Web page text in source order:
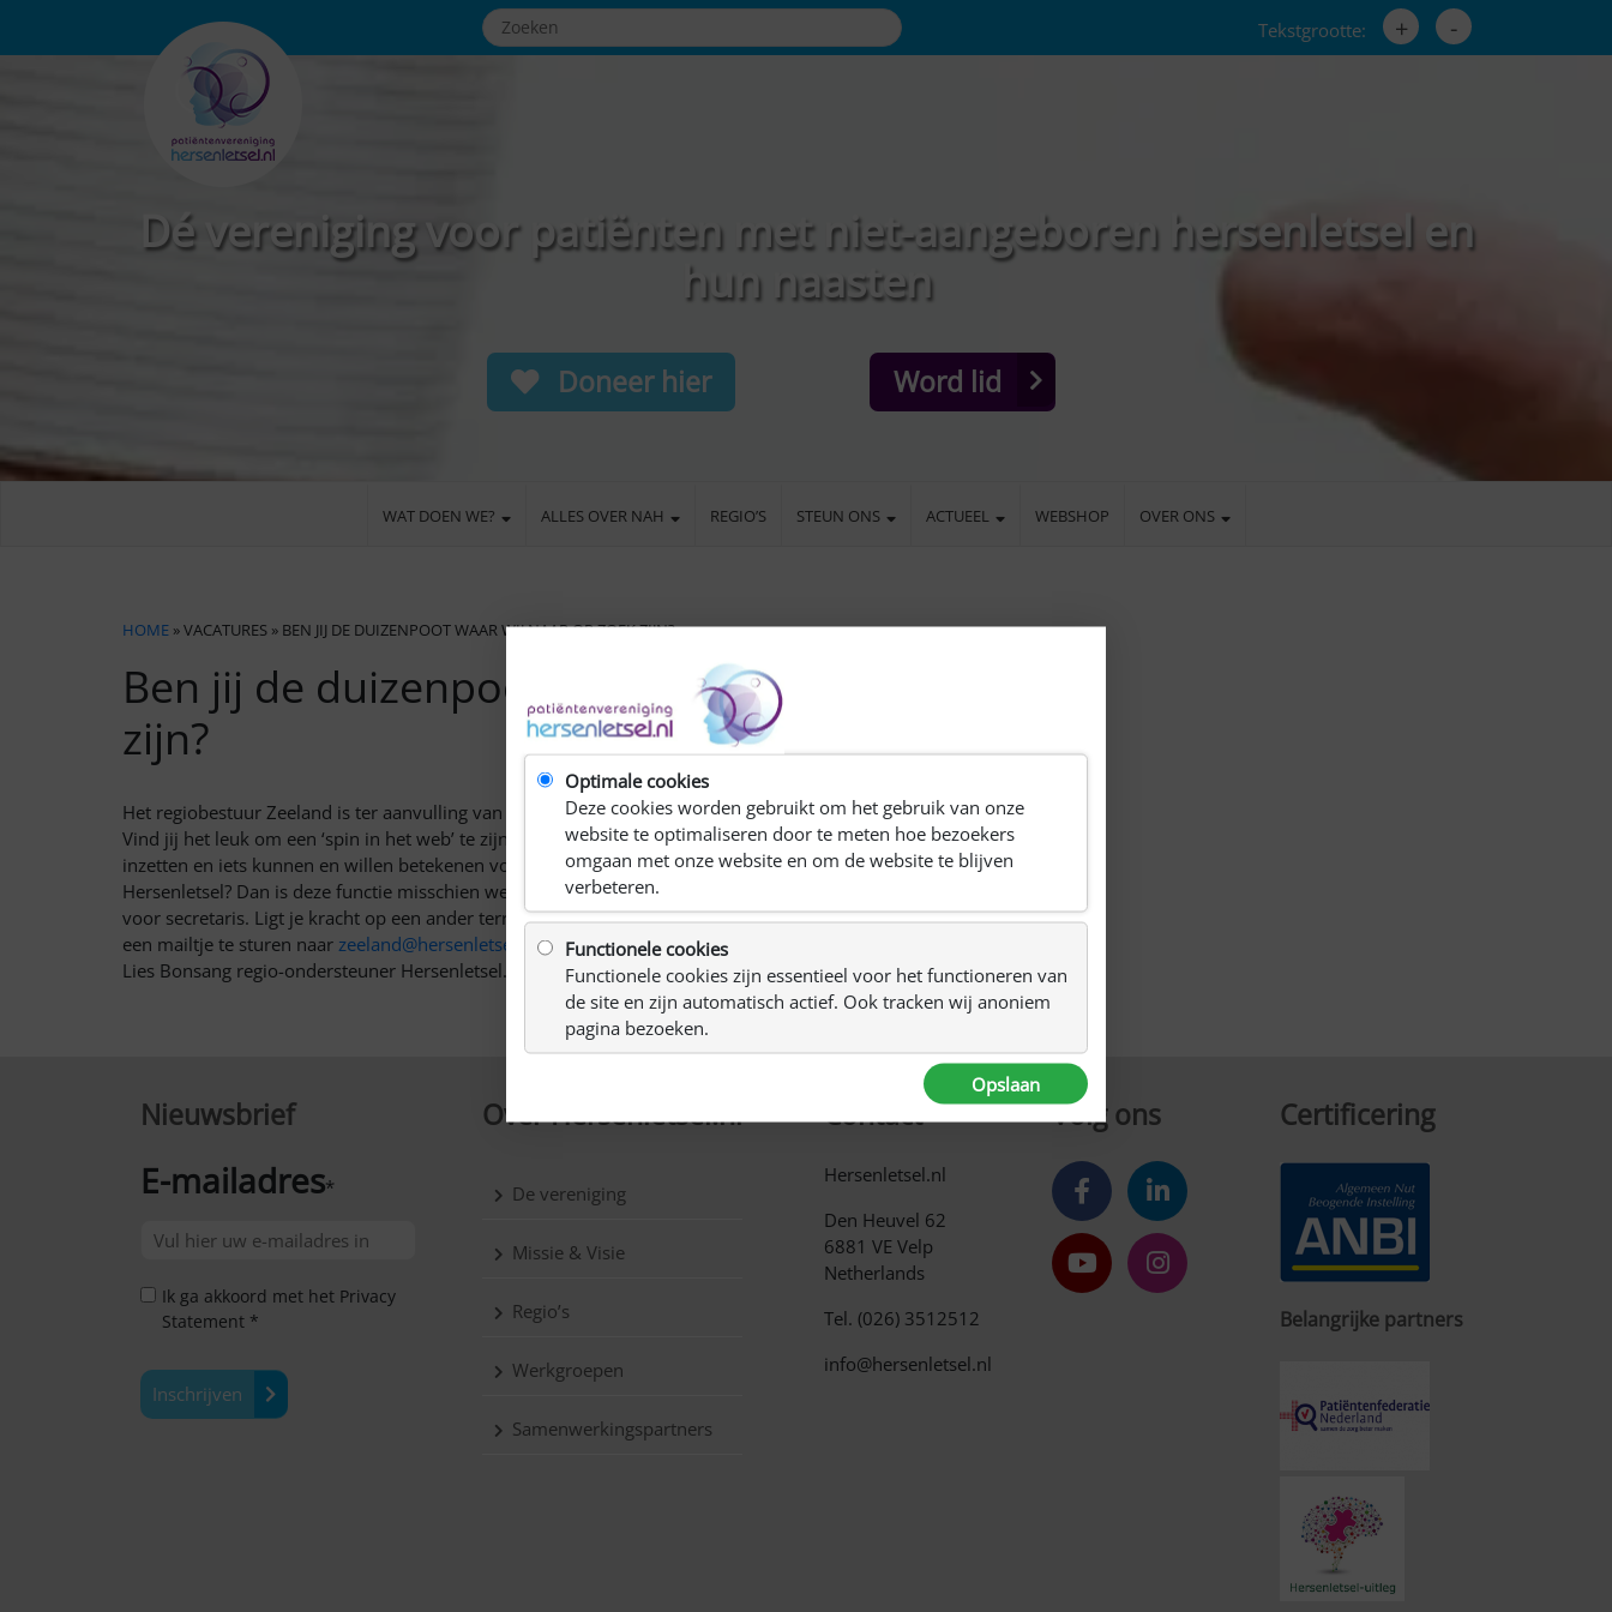
Tekstgrootte: + -
Dé vereniging voor patiënten met niet-aangeboren hersenletsel en
hun naasten
Doneer hier Word lid
WAT DOEN WE? ALLES OVER NAH REGIO’S STEUN ONS ACTUEEL WEBSHOP OVER ONS
HOME » VACATURES » BEN JIJ DE DUIZENPOOT WAAR WIJ NAAR OP ZOEK ZIJN?
Ben jij de duizenpoot waar wij naar op zoek
zijn?
Het regiobestuur Zeeland is ter aanvulling van haar bestuur op zoek naar een enthousiaste secretaris M/V..
Vind jij het leuk om een ‘spin in het web’ te zijn en ben je secretarieel goed onderlegd? Wil jij samen met ons je
inzetten en iets kunnen en willen betekenen voor de iinwoners van Zeeland met Niet Aangeboren
Hersenletsel? Dan is deze functie misschien wel iets voor jouw. Kijk dan snel in de bijgevoegde profielschets
voor secretaris. Ligt je kracht op een ander terrein? Neem ook dan gerust vrijblijvend contact met ons op door
een mailtje te sturen naar zeeland@hersenletsel.nl We gaan graag met je in gesprek over de mogelijkheden.
Lies Bonsang regio-ondersteuner Hersenletsel.nl regio Zeeland.
Nieuwsbrief
E-mailadres*
Ik ga akkoord met het Privacy
Statement *
Inschrijven
Over Hersenletsel.nl
De vereniging
Missie & Visie
Regio’s
Werkgroepen
Samenwerkingspartners
Contact
Hersenletsel.nl
Den Heuvel 62
6881 VE Velp
Netherlands
Tel. (026) 3512512
info@hersenletsel.nl
Volg ons Certificering
Belangrijke partners
Optimale cookies
Deze cookies worden gebruikt om het gebruik van onze
website te optimaliseren door te meten hoe bezoekers
omgaan met onze website en om de website te blijven
verbeteren.
Functionele cookies
Functionele cookies zijn essentieel voor het functioneren van
de site en zijn automatisch actief. Ook tracken wij anoniem
pagina bezoeken.
Opslaan